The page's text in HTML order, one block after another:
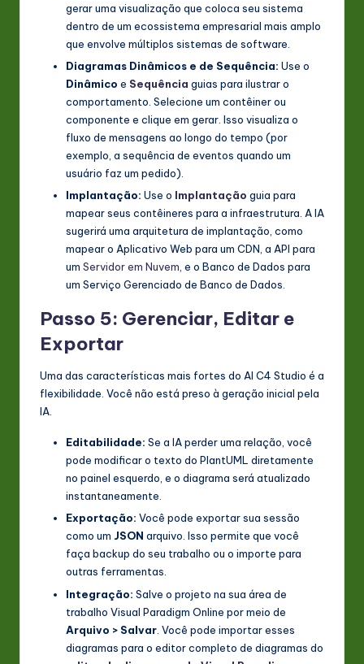
gerar uma visualização que coloca seu sistema
dentro de um ecossistema empresarial mais amplo
que envolve múltiplos sistemas de software.
Diagramas Dinâmicos e de Sequência: Use o
Dinâmico e Sequência guias para ilustrar o
comportamento. Selecione um contêiner ou
componente e clique em gerar. Isso visualiza o
fluxo de mensagens ao longo do tempo (por
exemplo, a sequência de eventos quando um
usuário faz um pedido).
Implantação: Use o Implantação guia para
mapear seus contêineres para a infraestrutura. A IA
sugerirá uma arquitetura de implantação, como
mapear o Aplicativo Web para um CDN, a API para
um Servidor em Nuvem, e o Banco de Dados para
um Serviço Gerenciado de Banco de Dados.
Passo 5: Gerenciar, Editar e
Exportar
Uma das características mais fortes do AI C4 Studio é a
flexibilidade. Você não está preso à geração inicial pela
IA.
Editabilidade: Se a IA perder uma relação, você
pode modificar o texto do PlantUML diretamente
no painel esquerdo, e o diagrama será atualizado
instantaneamente.
Exportação: Você pode exportar sua sessão
como um JSON arquivo. Isso permite que você
faça backup do seu trabalho ou o importe para
outras ferramentas.
Integração: Salve o projeto na sua área de
trabalho Visual Paradigm Online por meio de
Arquivo > Salvar . Você pode importar esses
diagramas para o editor completo de diagramas do